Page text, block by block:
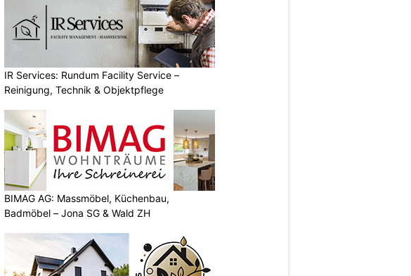
IR Services: Rundum Facility Service –
Reinigung, Technik & Objektpflege
BIMAG AG: Massmöbel, Küchenbau,
Badmöbel – Jona SG & Wald ZH